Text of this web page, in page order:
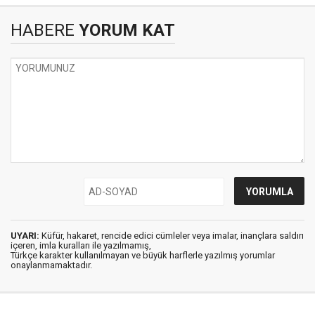
HABERE YORUM KAT
UYARI: Küfür, hakaret, rencide edici cümleler veya imalar, inançlara saldırı
içeren, imla kuralları ile yazılmamış,
Türkçe karakter kullanılmayan ve büyük harflerle yazılmış yorumlar
onaylanmamaktadır.